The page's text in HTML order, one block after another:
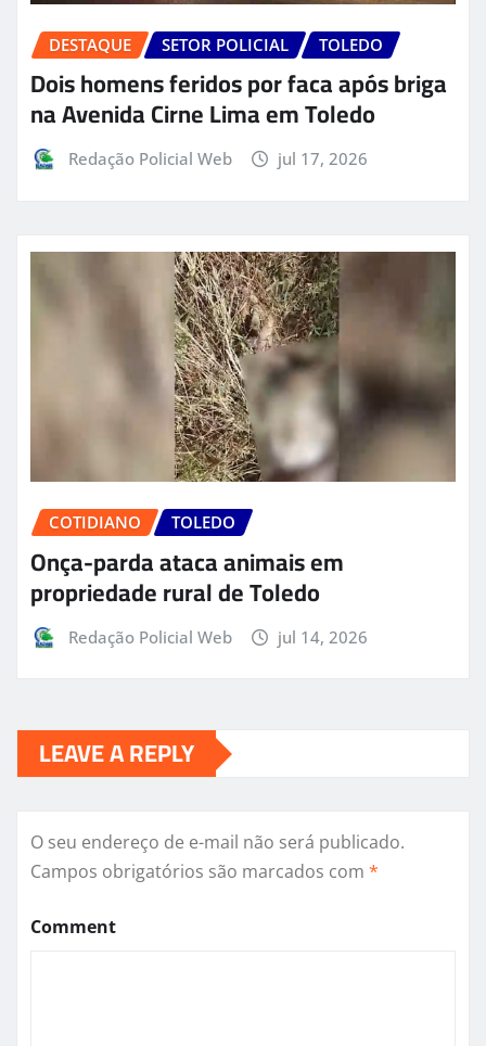
DESTAQUE SETOR POLICIAL TOLEDO
Dois homens feridos por faca após briga
na Avenida Cirne Lima em Toledo
Redação Policial Web jul 17, 2026
COTIDIANO TOLEDO
Onça-parda ataca animais em
propriedade rural de Toledo
Redação Policial Web jul 14, 2026
LEAVE A REPLY
O seu endereço de e-mail não será publicado.
Campos obrigatórios são marcados com *
Comment